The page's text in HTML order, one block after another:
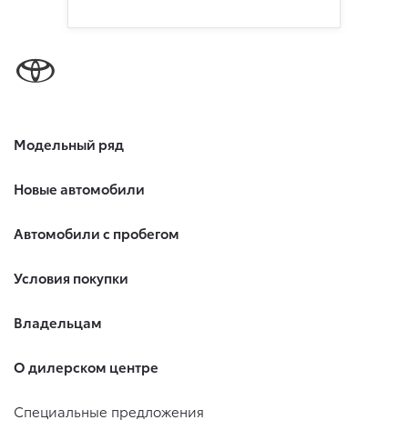
Модельный ряд
Новые автомобили
Автомобили с пробегом
Условия покупки
Владельцам
О дилерском центре
Специальные предложения